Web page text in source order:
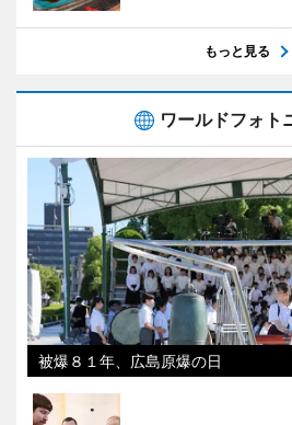
もっと見る
ワールドフォト
被爆８１年、広島原爆の日